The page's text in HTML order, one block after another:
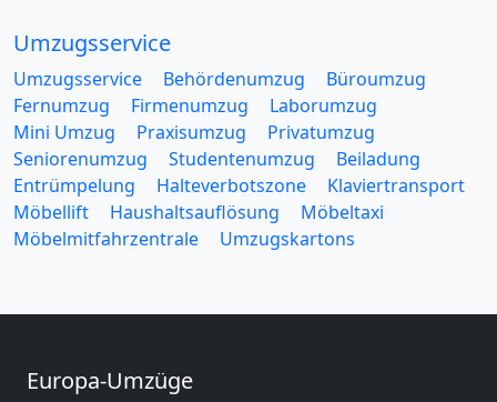
Umzugsservice
Umzugsservice Behördenumzug
Büroumzug
Fernumzug
Firmenumzug
Laborumzug
Mini Umzug
Praxisumzug
Privatumzug
Seniorenumzug
Studentenumzug
Beiladung
Entrümpelung
Halteverbotszone
Klaviertransport
Möbellift
Haushaltsauflösung
Möbeltaxi
Möbelmitfahrzentrale
Umzugskartons
Europa-Umzüge